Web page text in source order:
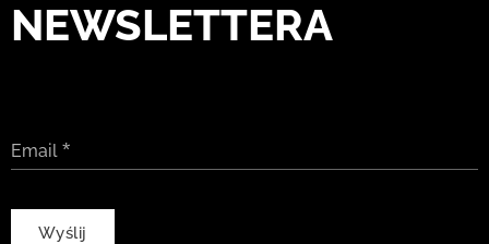
NEWSLETTERA
Email
Wyślij